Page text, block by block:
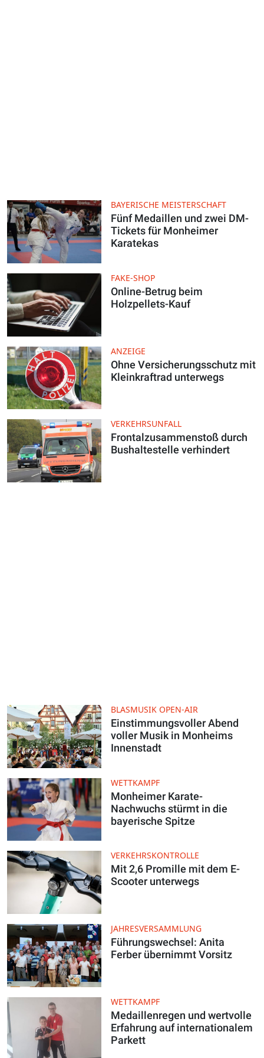
BAYERISCHE MEISTERSCHAFT
Fünf Medaillen und zwei DM-
Tickets für Monheimer
Karatekas
FAKE-SHOP
Online-Betrug beim
Holzpellets-Kauf
ANZEIGE
Ohne Versicherungsschutz mit
Kleinkraftrad unterwegs
VERKEHRSUNFALL
Frontalzusammenstoß durch
Bushaltestelle verhindert
BLASMUSIK OPEN-AIR
Einstimmungsvoller Abend
voller Musik in Monheims
Innenstadt
WETTKAMPF
Monheimer Karate-
Nachwuchs stürmt in die
bayerische Spitze
VERKEHRSKONTROLLE
Mit 2,6 Promille mit dem E-
Scooter unterwegs
JAHRESVERSAMMLUNG
Führungswechsel: Anita
Ferber übernimmt Vorsitz
WETTKAMPF
Medaillenregen und wertvolle
Erfahrung auf internationalem
Parkett